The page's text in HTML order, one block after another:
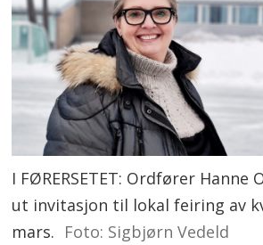
I FØRERSETET: Ordfører Hanne
ut invitasjon til lokal feiring av
mars. Foto: Sigbjørn Vedeld